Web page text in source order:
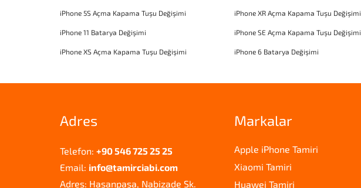
iPhone 5S Açma Kapama Tuşu Değişimi iPhone XR Açma Kapama Tuşu Değişimi
iPhone 11 Batarya Değişimi iPhone SE Açma Kapama Tuşu Değişimi
iPhone XS Açma Kapama Tuşu Değişimi iPhone 6 Batarya Değişimi
Adres
Telefon: +90 546 725 25 25
Email: info@tamirciabi.com
Adres: Hasanpaşa, Nabizade Sk.
Markalar
Apple iPhone Tamiri
Xiaomi Tamiri
Huawei Tamiri